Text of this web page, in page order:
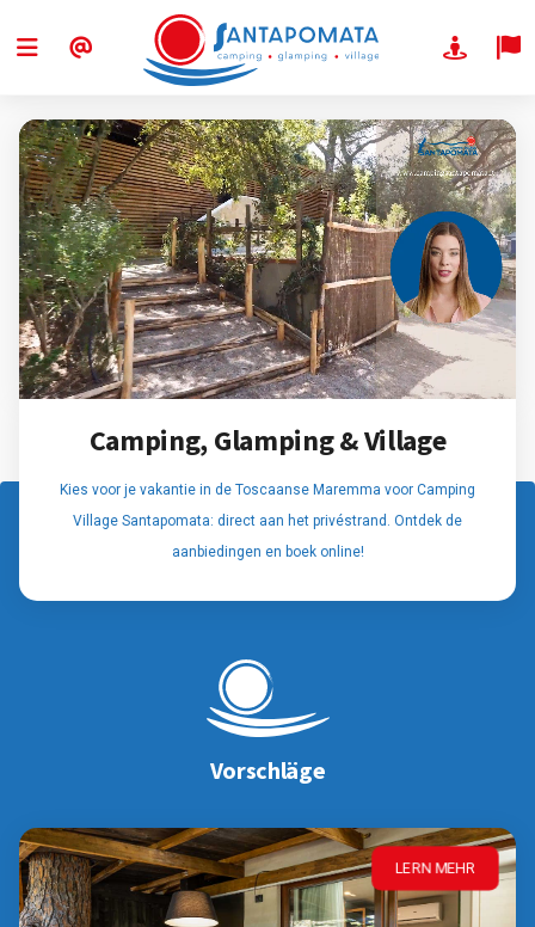
Camping, Glamping & Village
Kies voor je vakantie in de Toscaanse Maremma voor Camping
Village Santapomata: direct aan het privéstrand. Ontdek de
aanbiedingen en boek online!
Vorschläge
LERN MEHR